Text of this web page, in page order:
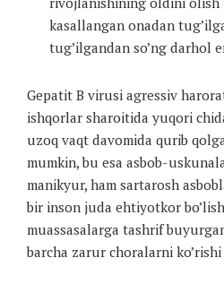
kasallangan onadan
tug’ilgandan so’ng darhol
Gepatit B virusi agressiv
ishqorlar sharoitida yuqori
uzoq vaqt davomida qurib
mumkin, bu esa asbob-
manikyur, ham sartarosh
bir inson juda ehtiyotkor
muassasalarga tashrif
barcha zarur choralarni